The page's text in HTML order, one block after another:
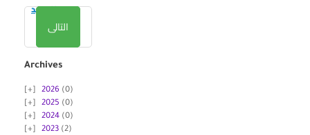
المزيد
التالى
Archives
2026 (0)
2025 (0)
2024 (0)
2023 (2)